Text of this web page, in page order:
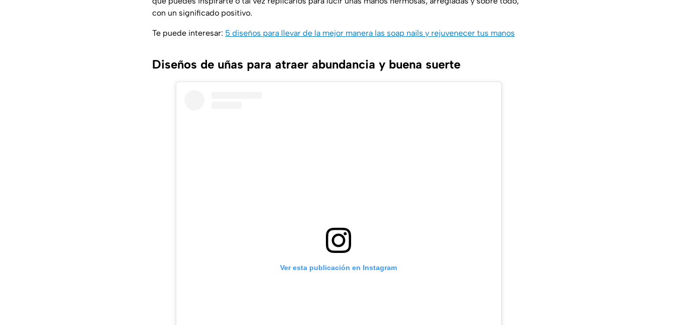
con un significado positivo.
Te puede interesar: 5 diseños para llevar de la mejor manera las soap nails y rejuvenecer tus manos
Diseños de uñas para atraer abundancia y buena suerte
Ver esta publicación en Instagram